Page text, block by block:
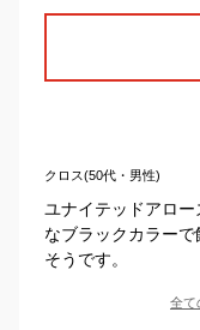
クロス(50代・男性)
ユナイテッドアロ
なブラックカラー
そうです。
全て